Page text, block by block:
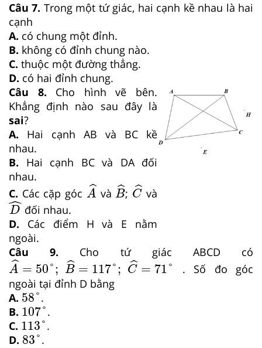
Câu 7. Trong một tứ giác, hai cạnh kề nhau là hai
cạnh
A. có chung một đỉnh.
B. không có đỉnh chung nào.
C. thuộc một đường thẳng.
D. có hai đỉnh chung.
Câu 8. Cho hình vẽ bên.
Khẳng định nào sau đây là
sai?
A. Hai cạnh AB và BC kề
nhau.
B. Hai cạnh BC và DA đối
nhau.
C. Các cặp góc ˆ
A
A^
vàˆ
B
B^
; ˆ
C
C^
và
ˆ
D
D^
đối nhau.
D. Các điểm H và E nằm
ngoài.
Câu 9. Cho tứ giác ABCD có
ˆ
A = 50°; ˆ
B = 117°; ˆ
C = 71°
A^= °; B^ =117 ; C^= 71°
. Số đo góc
ngoài tại đỉnh D bằng
A. 58°
58°.
B. 107°
107°.
C. 113°
113°.
D. 83°
83°.